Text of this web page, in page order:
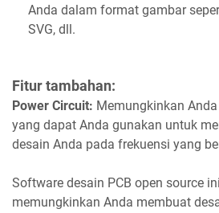
Anda dalam format gambar
SVG, dll.
Fitur tambahan:
Power Circuit: Memungkinkan
yang dapat Anda gunakan untuk
desain Anda pada frekuensi yang
Software desain PCB open source
memungkinkan Anda membuat